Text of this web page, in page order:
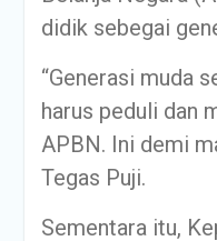
didik sebegai
“Generasi muda
harus peduli dan
APBN. Ini demi
Tegas Puji.
Sementara itu,